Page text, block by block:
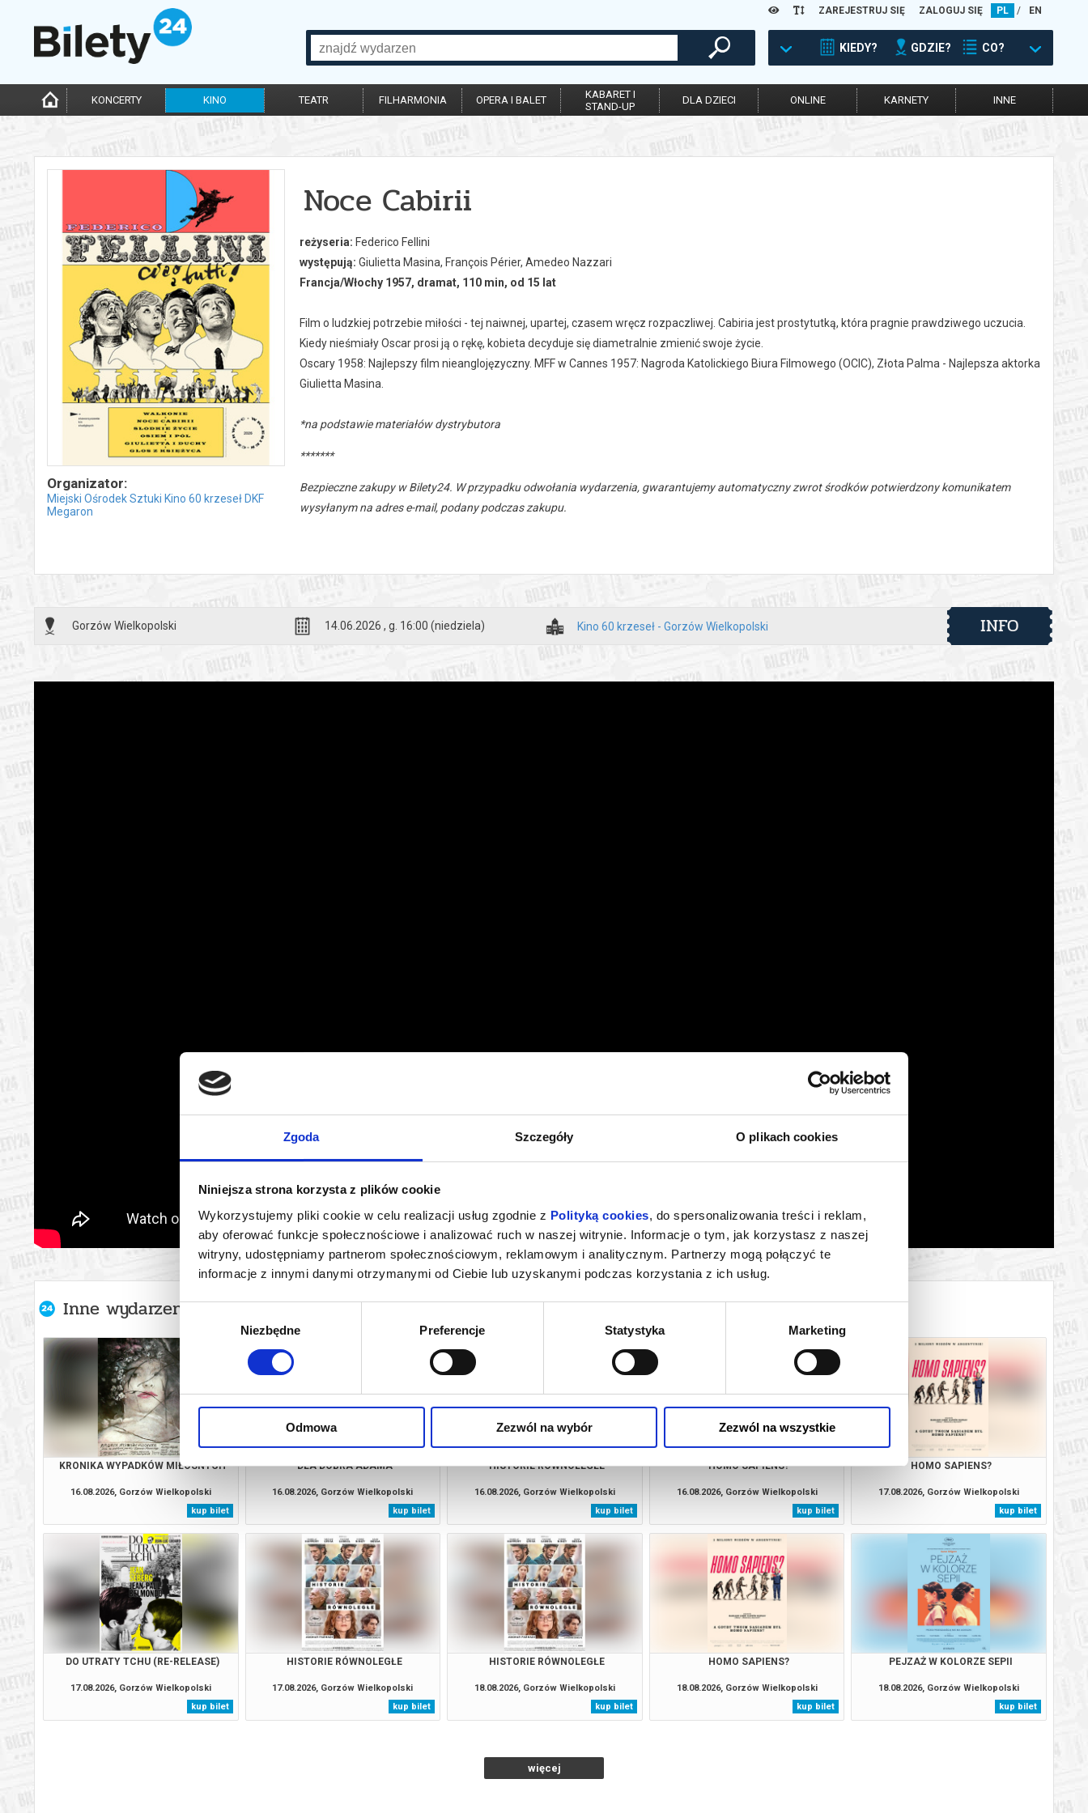
Zgoda Szczegóły O plikach cookies
Niniejsza strona korzysta z plików cookie
Wykorzystujemy pliki cookie w celu realizacji usług zgodnie z Polityką cookies, do spersonalizowania treści i reklam,
aby oferować funkcje społecznościowe i analizować ruch w naszej witrynie. Informacje o tym, jak korzystasz z naszej
witryny, udostępniamy partnerom społecznościowym, reklamowym i analitycznym. Partnerzy mogą połączyć te
informacje z innymi danymi otrzymanymi od Ciebie lub uzyskanymi podczas korzystania z ich usług.
Wybór
Niezbędne Preferencje Statystyka Marketing
Odmowa Zezwól na wybór Zezwól na wszystkie
ZAREJESTRUJ SIĘ ZALOGUJ SIĘ PL / EN
KIEDY? GDZIE? CO?
KONCERTY KINO TEATR FILHARMONIA OPERA I BALET
KABARET I
STAND-UP
DLA DZIECI ONLINE KARNETY INNE
Organizator:
Miejski Ośrodek Sztuki Kino 60 krzeseł DKF
Megaron
Noce Cabirii
reżyseria: Federico Fellini
występują: Giulietta Masina, François Périer, Amedeo Nazzari
Francja/Włochy 1957, dramat, 110 min, od 15 lat
Film o ludzkiej potrzebie miłości - tej naiwnej, upartej, czasem wręcz rozpaczliwej. Cabiria jest prostytutką, która pragnie prawdziwego uczucia.
Kiedy nieśmiały Oscar prosi ją o rękę, kobieta decyduje się diametralnie zmienić swoje życie.
Oscary 1958: Najlepszy film nieanglojęzyczny. MFF w Cannes 1957: Nagroda Katolickiego Biura Filmowego (OCIC), Złota Palma - Najlepsza aktorka
Giulietta Masina.
*na podstawie materiałów dystrybutora
*******
Bezpieczne zakupy w Bilety24. W przypadku odwołania wydarzenia, gwarantujemy automatyczny zwrot środków potwierdzony komunikatem
wysyłanym na adres e-mail, podany podczas zakupu.
Gorzów Wielkopolski 14.06.2026 , g. 16:00 (niedziela) Kino 60 krzeseł - Gorzów Wielkopolski INFO
Inne wydarzenia organizatora
KRONIKA WYPADKÓW MIŁOSNYCH
16.08.2026, Gorzów Wielkopolski
kup bilet
DLA DOBRA ADAMA
16.08.2026, Gorzów Wielkopolski
kup bilet
HISTORIE RÓWNOLEGŁE
16.08.2026, Gorzów Wielkopolski
kup bilet
HOMO SAPIENS?
16.08.2026, Gorzów Wielkopolski
kup bilet
HOMO SAPIENS?
17.08.2026, Gorzów Wielkopolski
kup bilet
DO UTRATY TCHU (RE-RELEASE)
17.08.2026, Gorzów Wielkopolski
kup bilet
HISTORIE RÓWNOLEGŁE
17.08.2026, Gorzów Wielkopolski
kup bilet
HISTORIE RÓWNOLEGŁE
18.08.2026, Gorzów Wielkopolski
kup bilet
HOMO SAPIENS?
18.08.2026, Gorzów Wielkopolski
kup bilet
PEJZAŻ W KOLORZE SEPII
18.08.2026, Gorzów Wielkopolski
kup bilet
więcej